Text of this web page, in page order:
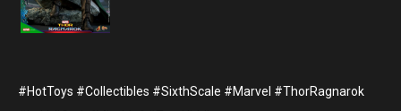
#HotToys #Collectibles #SixthScale #Marvel #ThorRagnarok